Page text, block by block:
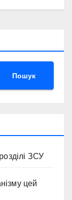
Пошук
ЗСУ
цей